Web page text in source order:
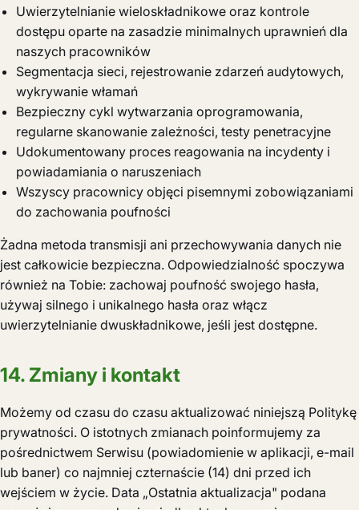
Uwierzytelnianie wieloskładnikowe oraz kontrole
dostępu oparte na zasadzie minimalnych uprawnień dla
naszych pracowników
Segmentacja sieci, rejestrowanie zdarzeń audytowych,
wykrywanie włamań
Bezpieczny cykl wytwarzania oprogramowania,
regularne skanowanie zależności, testy penetracyjne
Udokumentowany proces reagowania na incydenty i
powiadamiania o naruszeniach
Wszyscy pracownicy objęci pisemnymi zobowiązaniami
do zachowania poufności
Żadna metoda transmisji ani przechowywania danych nie
jest całkowicie bezpieczna. Odpowiedzialność spoczywa
również na Tobie: zachowaj poufność swojego hasła,
używaj silnego i unikalnego hasła oraz włącz
uwierzytelnianie dwuskładnikowe, jeśli jest dostępne.
14. Zmiany i kontakt
Możemy od czasu do czasu aktualizować niniejszą Politykę
prywatności. O istotnych zmianach poinformujemy za
pośrednictwem Serwisu (powiadomienie w aplikacji, e-mail
lub baner) co najmniej czternaście (14) dni przed ich
wejściem w życie. Data „Ostatnia aktualizacja" podana